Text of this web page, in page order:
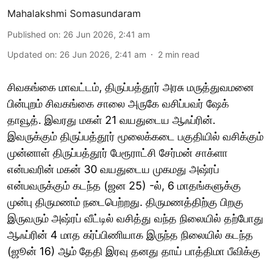
Mahalakshmi Somasundaram
Published on: 26 Jun 2026, 2:41 am
Updated on: 26 Jun 2026, 2:41 am 2 min read
சிவகங்கை மாவட்டம், திருப்பத்தூர் அரசு மருத்துவமனை
பின்புறம் சிவகங்கை சாலை அருகே வசிப்பவர் ஷேக்
தாவூத். இவரது மகள் 21 வயதுடைய ஆஃப்ரின்.
இவருக்கும் திருப்பத்தூர் மூலைக்கடை பகுதியில் வசிக்கும்
முன்னாள் திருப்பத்தூர் பேரூராட்சி சேர்மன் சாக்ளா
என்பவரின் மகன் 30 வயதுடைய முகமது அஷ்ரப்
என்பவருக்கும் கடந்த (ஜன 25) -ல், 6 மாதங்களுக்கு
முன்பு திருமணம் நடைபெற்றது. திருமணத்திற்கு பிறகு
இருவரும் அஷ்ரப் வீட்டில் வசித்து வந்த நிலையில் தற்போது
ஆஃப்ரின் 4 மாத கர்ப்பிணியாக இருந்த நிலையில் கடந்த
(ஜூன் 16) ஆம் தேதி இரவு தனது தாய் பாத்திமா பீவிக்கு